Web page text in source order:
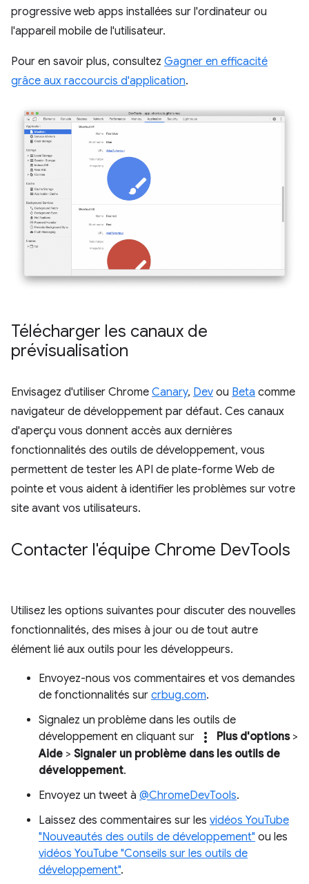
progressive web apps installées sur l'ordinateur ou
l'appareil mobile de l'utilisateur.
Pour en savoir plus, consultez Gagner en efficacité
grâce aux raccourcis d'application.
Télécharger les canaux de
prévisualisation
Envisagez d'utiliser Chrome Canary, Dev ou Beta comme
navigateur de développement par défaut. Ces canaux
d'aperçu vous donnent accès aux dernières
fonctionnalités des outils de développement, vous
permettent de tester les API de plate-forme Web de
pointe et vous aident à identifier les problèmes sur votre
site avant vos utilisateurs.
Contacter l'équipe Chrome DevTools
Utilisez les options suivantes pour discuter des nouvelles
fonctionnalités, des mises à jour ou de tout autre
élément lié aux outils pour les développeurs.
Envoyez-nous vos commentaires et vos demandes
de fonctionnalités sur crbug.com.
Signalez un problème dans les outils de
développement en cliquant sur
more_vert Plus d'options>
Aide > Signaler un problème dans les outils de
développement.
Envoyez un tweet à @ChromeDevTools.
Laissez des commentaires sur les vidéos YouTube
"Nouveautés des outils de développement" ou les
vidéos YouTube "Conseils sur les outils de
développement".